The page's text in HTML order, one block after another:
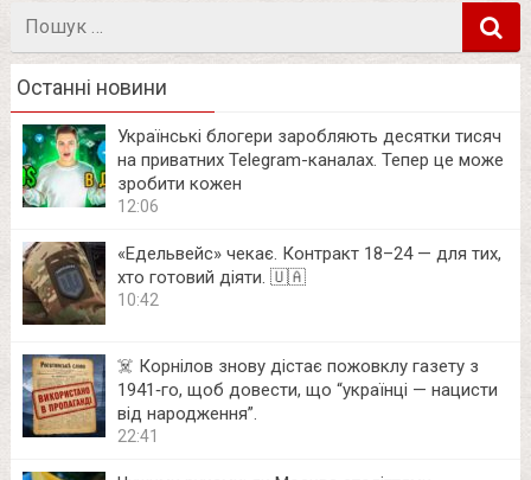
Пошук
Останні новини
Українські блогери заробляють десятки тисяч
на приватних Telegram-каналах. Тепер це може
зробити кожен
12:06
«Едельвейс» чекає. Контракт 18–24 — для тих,
хто готовий діяти. 🇺🇦
10:42
☠️ Корнілов знову дістає пожовклу газету з
1941‑го, щоб довести, що “українці — нацисти
від народження”.
22:41